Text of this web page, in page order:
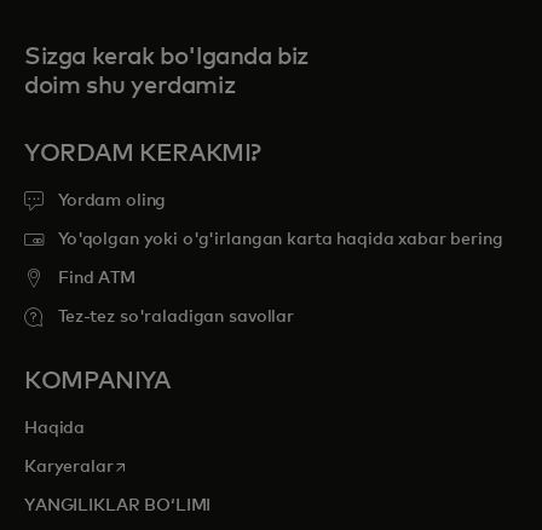
Sizga kerak bo'lganda biz
doim shu yerdamiz
YORDAM KERAKMI?
Yordam oling
Yo'qolgan yoki o'g'irlangan karta haqida xabar bering
Find ATM
Tez-tez so'raladigan savollar
KOMPANIYA
Haqida
Karyeralaropens in a new tab
YANGILIKLAR BOʻLIMI